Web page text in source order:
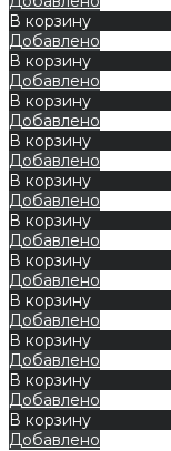
В корзину
Добавлено
В корзину
Добавлено
В корзину
Добавлено
В корзину
Добавлено
В корзину
Добавлено
В корзину
Добавлено
В корзину
Добавлено
В корзину
Добавлено
В корзину
Добавлено
В корзину
Добавлено
В корзину
Добавлено